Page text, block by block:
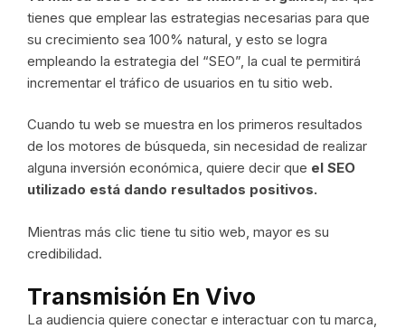
tienes que emplear las estrategias necesarias para que
su crecimiento sea 100% natural, y esto se logra
empleando la estrategia del “SEO”, la cual te permitirá
incrementar el tráfico de usuarios en tu sitio web.
Cuando tu web se muestra en los primeros resultados
de los motores de búsqueda, sin necesidad de realizar
alguna inversión económica, quiere decir que el SEO
utilizado está dando resultados positivos.
Mientras más clic tiene tu sitio web, mayor es su
credibilidad.
Transmisión En Vivo
La audiencia quiere conectar e interactuar con tu marca,